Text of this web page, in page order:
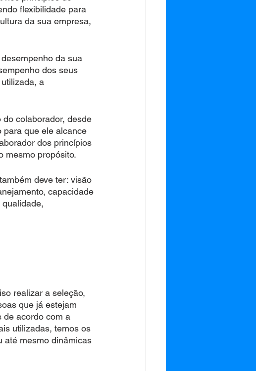
flexibilidade para
da sua empresa,
da sua
dos seus
a
colaborador, desde
para que ele alcance
dos princípios
mesmo propósito.
deve ter: visão
capacidade
realizar a seleção,
que já estejam
de acordo com a
utilizadas, temos os
até mesmo dinâmicas